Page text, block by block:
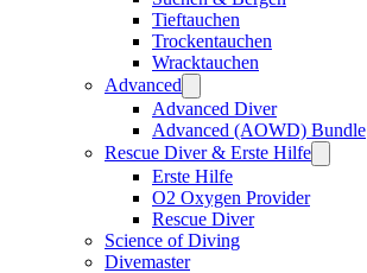
Tieftauchen
Trockentauchen
Wracktauchen
Advanced
Advanced Diver
Advanced (AOWD) Bundle
Rescue Diver & Erste Hilfe
Erste Hilfe
O2 Oxygen Provider
Rescue Diver
Science of Diving
Divemaster